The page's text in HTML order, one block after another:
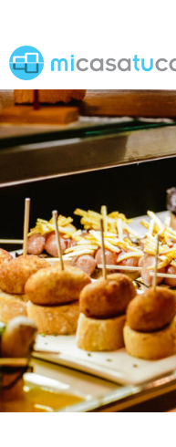
EN ES
STARTSEITE
UNSERE VILLEN
2/3 SCHLAFZIMMER
4 SCHLAFZIMMER
5 SCHLAFZIMMER
6+ SCHLAFZIMMER
ALLE VILLEN